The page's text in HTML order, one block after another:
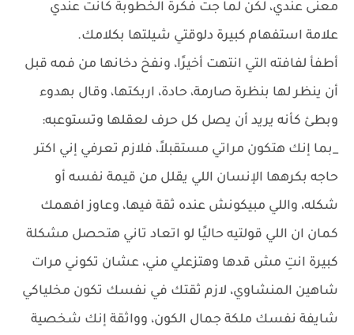
معنى عندي، لكن لما جت فكرة الخطوبة كانت عندي
علامة استفهام كبيرة دلوقتي شيلتها بكلامك.
أطفأ لفافته التي انتهت أخيرًا، ونفخ دخانها من فمه قبل
أن ينظر لها بنظرة صارمة، حادة، اربكتها، وقال بهدوء
وبطئ كأنه يريد أن يصل كل حرف لعقلها وتستوعبه:
_بما إنك هتكون مراتي مستقبلاً، فلازم تعرفي إني اكتر
حاجه بكرهها الإنسان اللي يقلل من قيمة نفسه أو
شكله، واللي مبيكونش عنده ثقة فيها، وعاوز افهمك
كمان ان اللي قولتيه حاليًا لو اتعاد تاني هتحصل مشكلة
كبيرة انتِ مش قدها وهتزعلي مني، عشان تكوني مرات
شاهين المنشاوي، لازم ثقتك في نفسك تكون مخلياكي
شايفة نفسك ملكة جمال الكون، وواثقة إنك شخصية